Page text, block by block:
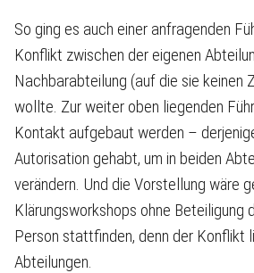
So ging es auch einer anfragenden
Konflikt zwischen der eigenen
Nachbarabteilung (auf die sie keinen
wollte. Zur weiter oben liegenden
Kontakt aufgebaut werden –
Autorisation gehabt, um in beiden
verändern. Und die Vorstellung wäre
Klärungsworkshops ohne Beteiligung
Person stattfinden, denn der Konflikt
Abteilungen.